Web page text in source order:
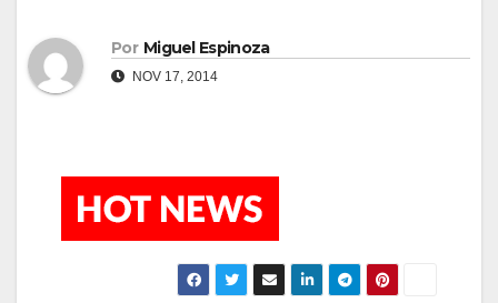
Por Miguel Espinoza
NOV 17, 2014